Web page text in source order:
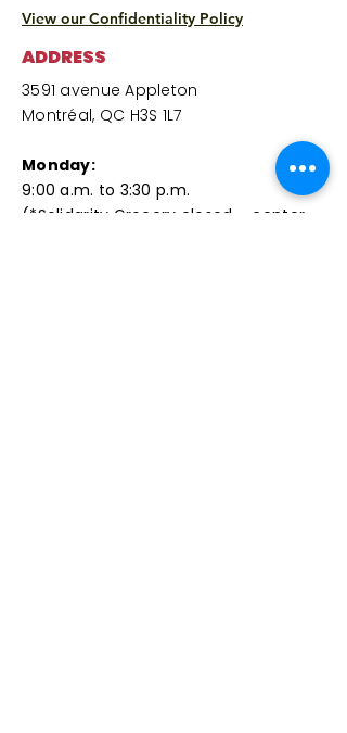
View our Confidentiality Policy
ADDRESS
3591 avenue Appleton
Montréal, QC H3S 1L7
Monday:
9:00 a.m. to 3:30 p.m.
(*Solidarity Grocery closed – center